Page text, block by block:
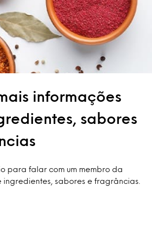
informações
sabores
para falar com um membro da
ingredientes, sabores e fragrâncias.